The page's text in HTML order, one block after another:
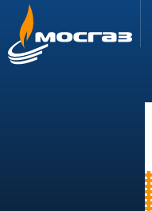
ГОРЯЧАЯ ЛИНИЯ
8 800 700 71 04